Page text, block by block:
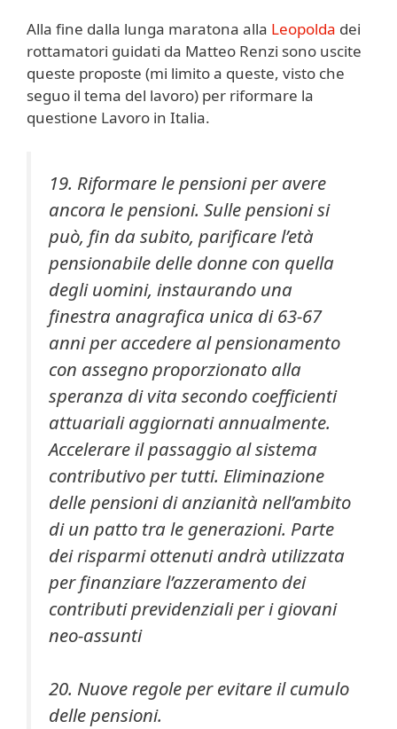
Alla fine dalla lunga maratona alla Leopolda dei
rottamatori guidati da Matteo Renzi sono uscite
queste proposte (mi limito a queste, visto che
seguo il tema del lavoro) per riformare la
questione Lavoro in Italia.
19. Riformare le pensioni per avere
ancora le pensioni. Sulle pensioni si
può, fin da subito, parificare l’età
pensionabile delle donne con quella
degli uomini, instaurando una
finestra anagrafica unica di 63-67
anni per accedere al pensionamento
con assegno proporzionato alla
speranza di vita secondo coefficienti
attuariali aggiornati annualmente.
Accelerare il passaggio al sistema
contributivo per tutti. Eliminazione
delle pensioni di anzianità nell’ambito
di un patto tra le generazioni. Parte
dei risparmi ottenuti andrà utilizzata
per finanziare l’azzeramento dei
contributi previdenziali per i giovani
neo-assunti
20. Nuove regole per evitare il cumulo
delle pensioni.